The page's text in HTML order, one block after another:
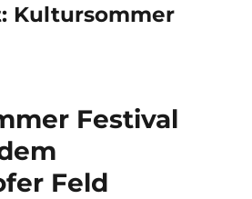
Kultursommer
Festival
Feld